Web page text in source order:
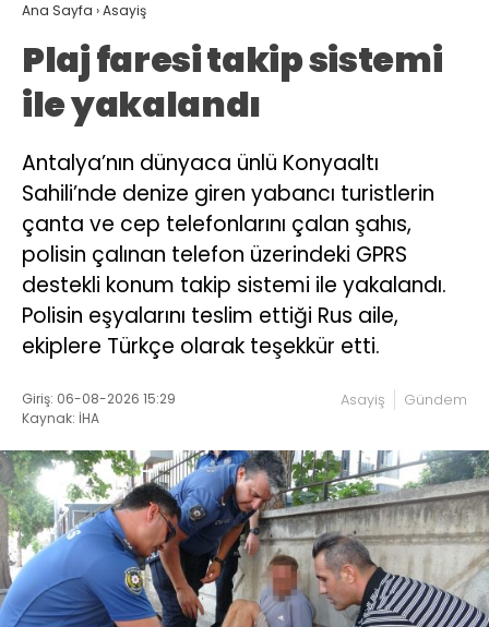
Ana Sayfa ›Asayiş
Plaj faresi takip sistemi
ile yakalandı
Antalya’nın dünyaca ünlü Konyaaltı
Sahili’nde denize giren yabancı turistlerin
çanta ve cep telefonlarını çalan şahıs,
polisin çalınan telefon üzerindeki GPRS
destekli konum takip sistemi ile yakalandı.
Polisin eşyalarını teslim ettiği Rus aile,
ekiplere Türkçe olarak teşekkür etti.
Giriş: 06-08-2026 15:29
Kaynak: İHA
Asayiş Gündem